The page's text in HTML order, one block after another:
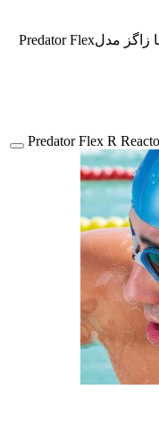
عینک شنا زاگز مدلPredator Flex